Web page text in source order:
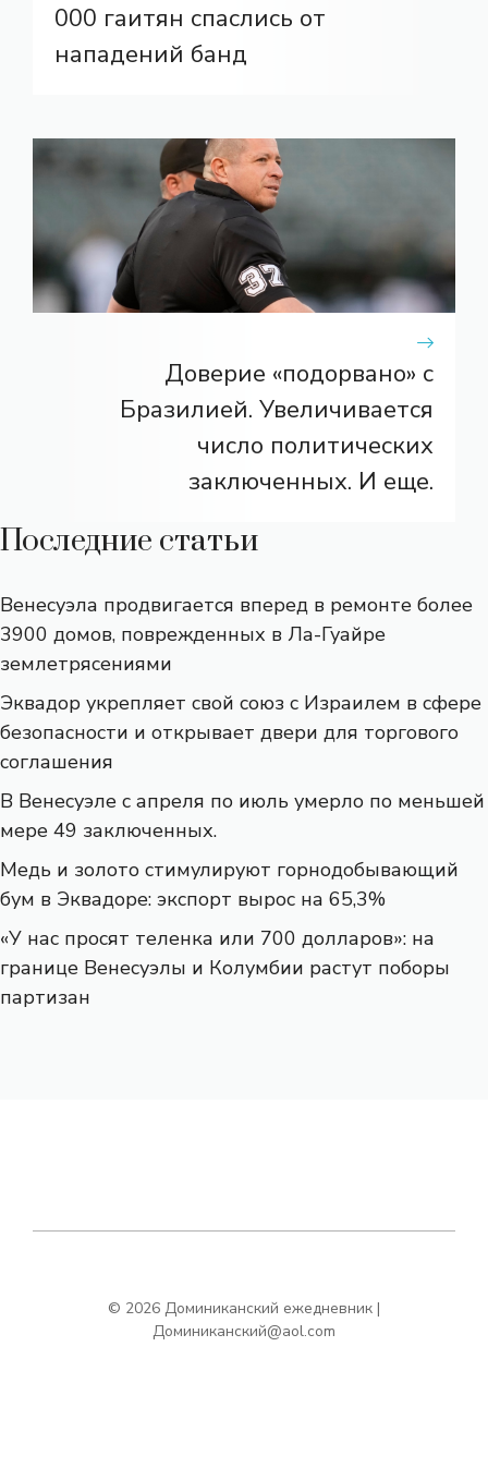
000 гаитян спаслись от
нападений банд
Доверие «подорвано» с
Бразилией. Увеличивается
число политических
заключенных. И еще.
Последние статьи
Венесуэла продвигается вперед в ремонте более
3900 домов, поврежденных в Ла-Гуайре
землетрясениями
Эквадор укрепляет свой союз с Израилем в сфере
безопасности и открывает двери для торгового
соглашения
В Венесуэле с апреля по июль умерло по меньшей
мере 49 заключенных.
Медь и золото стимулируют горнодобывающий
бум в Эквадоре: экспорт вырос на 65,3%
«У нас просят теленка или 700 долларов»: на
границе Венесуэлы и Колумбии растут поборы
партизан
© 2026 Доминиканский ежедневник |
Доминиканский@aol.com